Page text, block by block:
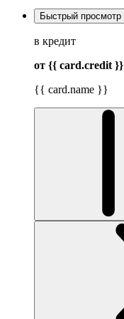
Быстрый просмотр
в кредит
от {{ card.credit }}
{{ card.name }}